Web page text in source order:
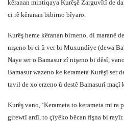
kêranan mintiqaya Kurêşê Zarguvîtî de
ci rê kêranan bibirno bîyaro.
Kurêş heme kêranan birneno, di maranê
nişeno bi ci û ver bi Muxundîye (dewa
Naye ser o Bamasur zî nişeno bi dêsî,
Bamasur wazeno ke kerameta Kurêşî ser
tavil de xo erzeno û destê Bamasurî maçî
Kurêş vano, ‘Kerameta to kerameta mi
girewtî ardî, to çîyêko bêcan fişna bi